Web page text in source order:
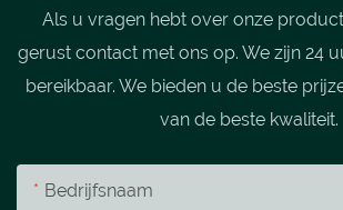
Als u vragen hebt over onze
gerust contact met ons op. We zijn 24
bereikbaar. We bieden u de beste
van de beste kwaliteit.
Bedrijfsnaam